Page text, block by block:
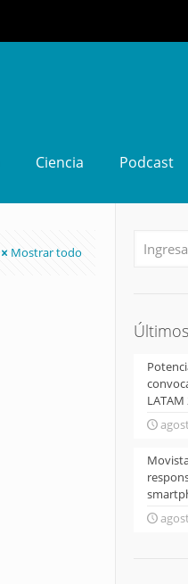
Ciencia Podcast
Mostrar todo
LATAM